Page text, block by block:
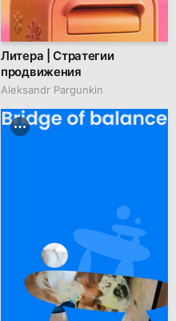
Литера | Стратегии
продвижения
Aleksandr Pargunkin